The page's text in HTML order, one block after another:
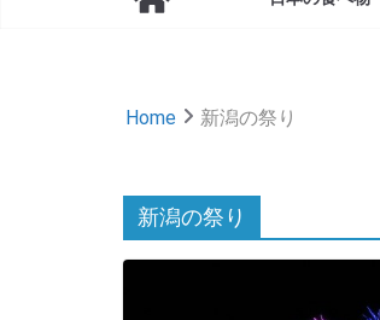
Home 新潟の祭り
新潟の祭り